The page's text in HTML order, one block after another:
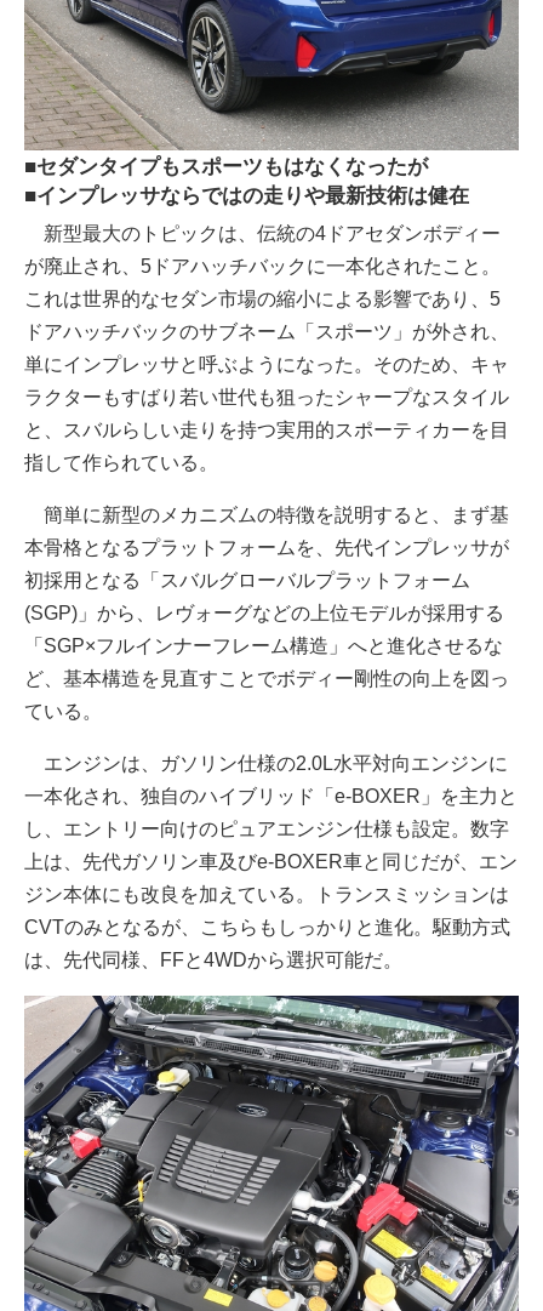
■セダンタイプもスポーツもはなくなったが
■インプレッサならではの走りや最新技術は健在
新型最大のトピックは、伝統の4ドアセダンボディー
が廃止され、5ドアハッチバックに一本化されたこと。
これは世界的なセダン市場の縮小による影響であり、5
ドアハッチバックのサブネーム「スポーツ」が外され、
単にインプレッサと呼ぶようになった。そのため、キャ
ラクターもすばり若い世代も狙ったシャープなスタイル
と、スバルらしい走りを持つ実用的スポーティカーを目
指して作られている。
簡単に新型のメカニズムの特徴を説明すると、まず基
本骨格となるプラットフォームを、先代インプレッサが
初採用となる「スバルグローバルプラットフォーム
(SGP)」から、レヴォーグなどの上位モデルが採用する
「SGP×フルインナーフレーム構造」へと進化させるな
ど、基本構造を見直すことでボディー剛性の向上を図っ
ている。
エンジンは、ガソリン仕様の2.0L水平対向エンジンに
一本化され、独自のハイブリッド「e-BOXER」を主力と
し、エントリー向けのピュアエンジン仕様も設定。数字
上は、先代ガソリン車及びe-BOXER車と同じだが、エン
ジン本体にも改良を加えている。トランスミッションは
CVTのみとなるが、こちらもしっかりと進化。駆動方式
は、先代同様、FFと4WDから選択可能だ。